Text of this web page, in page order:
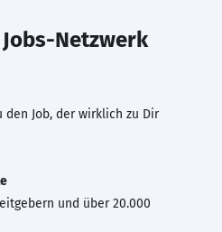
Jobs-Netzwerk
den Job, der wirklich zu Dir
und über 20.000